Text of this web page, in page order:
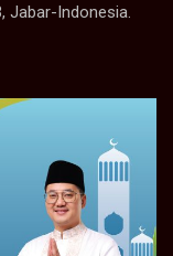
Jabar-Indonesia.